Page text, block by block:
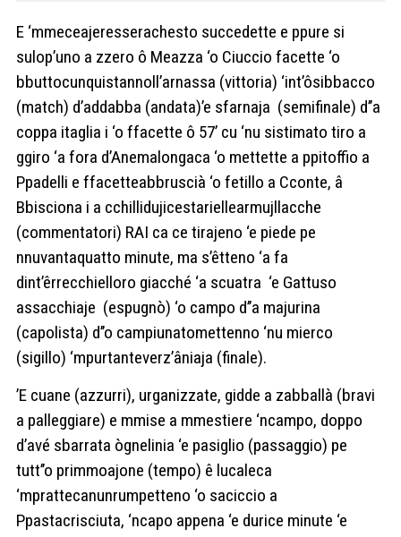
E ‘mmeceajeresserachesto succedette e ppure si
sulop’uno a zzero ô Meazza ‘o Ciuccio facette ‘o
bbuttocunquistannoll’arnassa (vittoria) ‘int’ôsibbacco
(match) d’addabba (andata)’e sfarnaja (semifinale) d’’a
coppa itaglia i ‘o ffacette ô 57’ cu ‘nu sistimato tiro a
ggiro ‘a fora d’Anemalongaca ‘o mettette a ppitoffio a
Ppadelli e ffacetteabbruscià ‘o fetillo a Cconte, â
Bbisciona i a cchillidujicestariellearmujllacche
(commentatori) RAI ca ce tirajeno ‘e piede pe
nnuvantaquatto minute, ma s’êtteno ‘a fa
dint’êrrecchielloro giacché ‘a scuatra ‘e Gattuso
assacchiaje (espugnò) ‘o campo d’’a majurina
(capolista) d’’o campiunatomettenno ‘nu mierco
(sigillo) ‘mpurtanteverz’âniaja (finale).
’E cuane (azzurri), urganizzate, gidde a zabballà (bravi
a palleggiare) e mmise a mmestiere ‘ncampo, doppo
d’avé sbarrata ògnelinia ‘e pasiglio (passaggio) pe
tutt’’o primmoajone (tempo) ê lucaleca
‘mprattecanunrumpetteno ‘o saciccio a
Ppastacrisciuta, ‘ncapo appena ‘e durice minute ‘e